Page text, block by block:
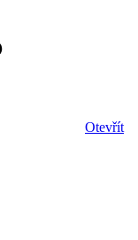
Otevřít